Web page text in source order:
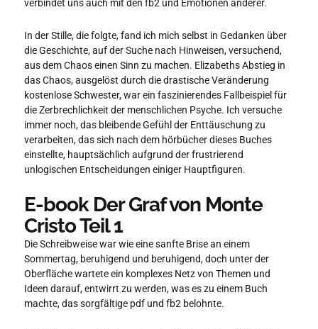
verbindet uns auch mit den fb2 und Emotionen anderer.
In der Stille, die folgte, fand ich mich selbst in Gedanken über
die Geschichte, auf der Suche nach Hinweisen, versuchend,
aus dem Chaos einen Sinn zu machen. Elizabeths Abstieg in
das Chaos, ausgelöst durch die drastische Veränderung
kostenlose Schwester, war ein faszinierendes Fallbeispiel für
die Zerbrechlichkeit der menschlichen Psyche. Ich versuche
immer noch, das bleibende Gefühl der Enttäuschung zu
verarbeiten, das sich nach dem hörbücher dieses Buches
einstellte, hauptsächlich aufgrund der frustrierend
unlogischen Entscheidungen einiger Hauptfiguren.
E-book Der Graf von Monte
Cristo Teil 1
Die Schreibweise war wie eine sanfte Brise an einem
Sommertag, beruhigend und beruhigend, doch unter der
Oberfläche wartete ein komplexes Netz von Themen und
Ideen darauf, entwirrt zu werden, was es zu einem Buch
machte, das sorgfältige pdf und fb2 belohnte.